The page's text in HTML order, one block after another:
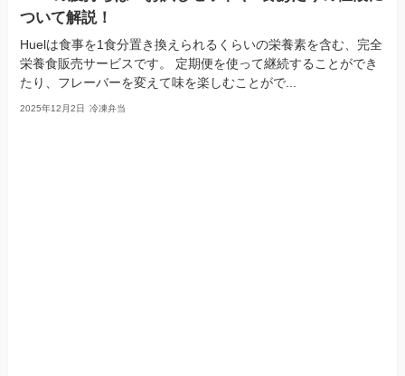
ついて解説！
Huelは食事を1食分置き換えられるくらいの栄養素を含む、完全
栄養食販売サービスです。 定期便を使って継続することができ
たり、フレーバーを変えて味を楽しむことがで...
2025年12月2日 冷凍弁当